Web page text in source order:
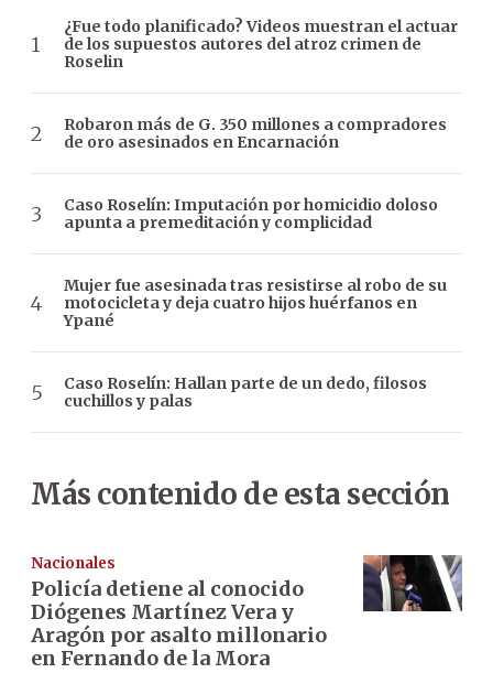
¿Fue todo planificado? Videos muestran el actuar
de los supuestos autores del atroz crimen de
Roselin
Robaron más de G. 350 millones a compradores
de oro asesinados en Encarnación
Caso Roselín: Imputación por homicidio doloso
apunta a premeditación y complicidad
Mujer fue asesinada tras resistirse al robo de su
motocicleta y deja cuatro hijos huérfanos en
Ypané
Caso Roselín: Hallan parte de un dedo, filosos
cuchillos y palas
Más contenido de esta sección
Nacionales
Policía detiene al conocido
Diógenes Martínez Vera y
Aragón por asalto millonario
en Fernando de la Mora